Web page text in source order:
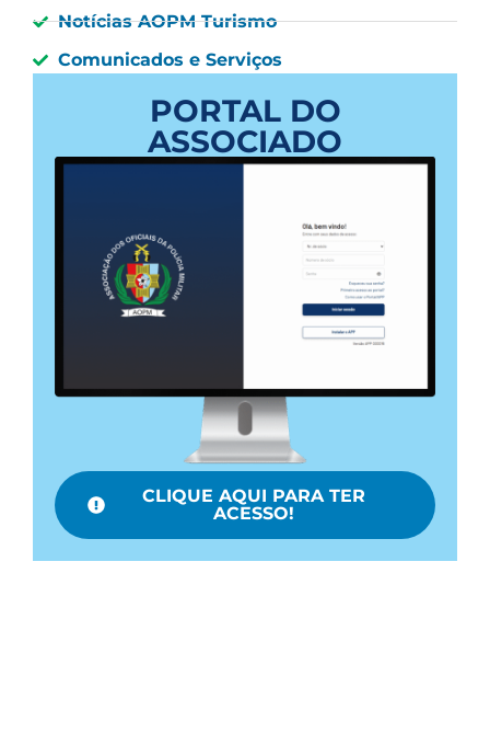
Notícias AOPM Turismo
Comunicados e Serviços
PORTAL DO
ASSOCIADO
CLIQUE AQUI PARA TER
ACESSO!